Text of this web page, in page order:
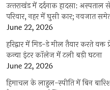
उत्‍तराखंड में दर्दनाक हादसा:
परिवार, नहर में घुसी कार; नवजात
June 22, 2026
हरिद्वार में मिड-डे मील तैयार करते
कन्या इंटर कॉलेज में टली बड़ी घटना
June 22, 2026
हिमाचल के लाहुल-स्पीति में बिन